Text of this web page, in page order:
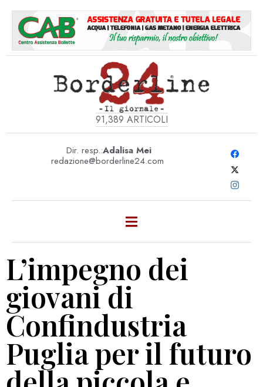
91,389 ARTICOLI
Dir. resp.:Adalisa Mei
redazione@borderline24.com
L’impegno dei
giovani di
Confindustria
Puglia per il futuro